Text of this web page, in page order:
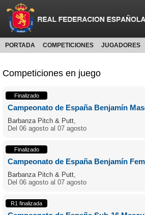
PORTADA COMPETICIONES JUGADORES
Competiciones en juego
Finalizado
Campeonato de España Benjamín
Barbanza Pitch & Putt,
Del 06 agosto al 07 agosto
Finalizado
Campeonato de España Benjamín
Barbanza Pitch & Putt,
Del 06 agosto al 07 agosto
R1 finalizada